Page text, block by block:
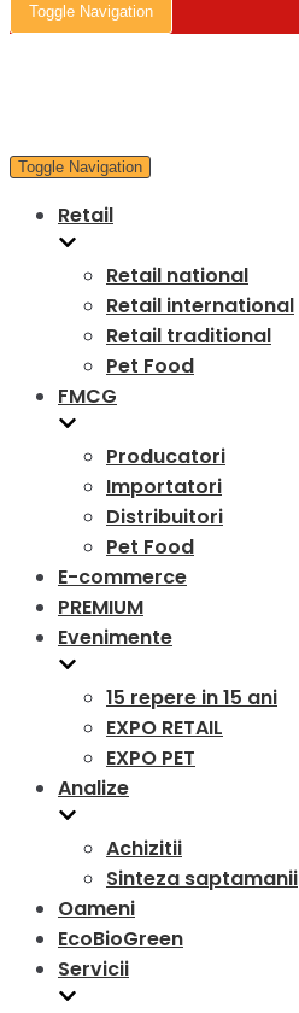
Toggle Navigation
Toggle Navigation
Retail
Retail national
Retail international
Retail traditional
Pet Food
FMCG
Producatori
Importatori
Distribuitori
Pet Food
E-commerce
PREMIUM
Evenimente
15 repere in 15 ani
EXPO RETAIL
EXPO PET
Analize
Achizitii
Sinteza saptamanii
Oameni
EcoBioGreen
Servicii